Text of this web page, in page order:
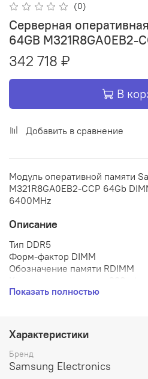
(0)
Серверная
64GB M321R8GA0EB2-
342 718 ₽
В
Добавить в сравнение
Модуль оперативной памяти
M321R8GA0EB2-CCP 64Gb
6400MHz
Описание
Тип DDR5
Форм-фактор DIMM
Обозначение памяти RDIMM
Объем 64 ГБ
Буферизация: registered
Напряжение 1.1 В
Количество рангов (Ranks):
Показать полностью
Характеристики
Бренд
Samsung Electronics